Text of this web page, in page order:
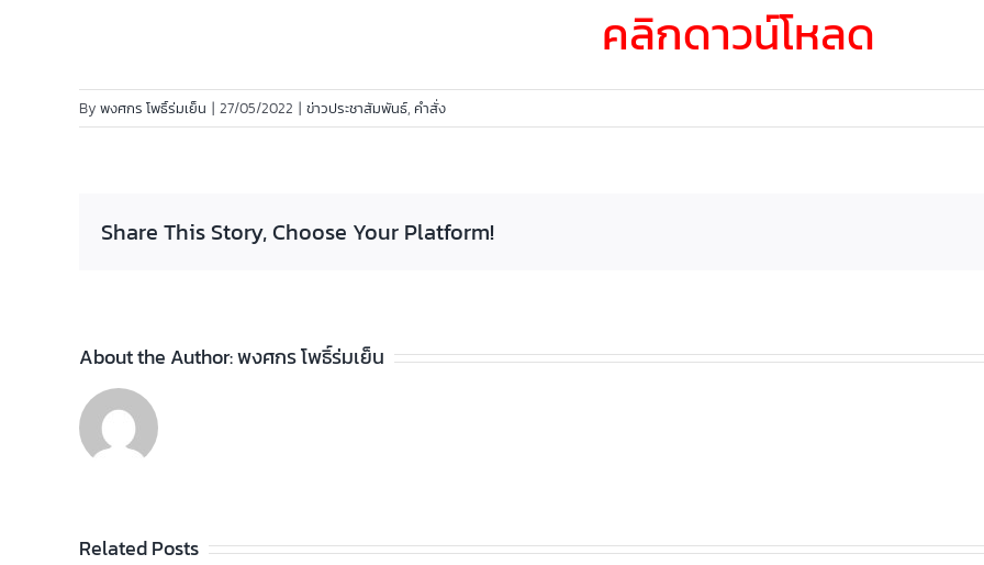
คลิกดาวน์โหลด
By พงศกร โพธิ์ร่มเย็น | 27/05/2022 | ข่าวประชาสัมพันธ์, คำสั่ง
Share This Story, Choose Your Platform!
About the Author:พงศกร โพธิ์ร่มเย็น
Related Posts